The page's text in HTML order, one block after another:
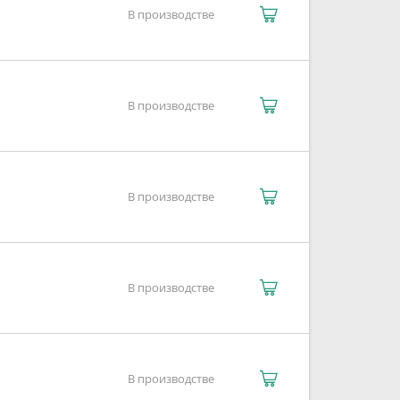
В производстве
В производстве
В производстве
В производстве
В производстве